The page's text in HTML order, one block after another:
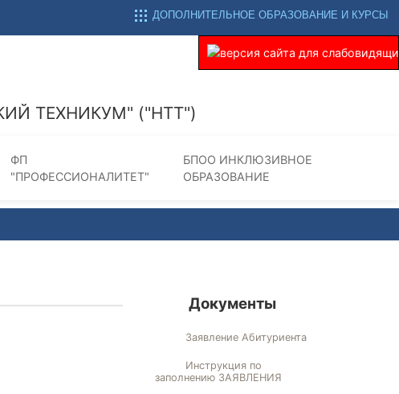
ДОПОЛНИТЕЛЬНОЕ ОБРАЗОВАНИЕ И КУРСЫ
ТЕХНИКУМ" ("НТТ")
ФП
"ПРОФЕССИОНАЛИТЕТ"
БПОО ИНКЛЮЗИВНОЕ
ОБРАЗОВАНИЕ
Документы
Заявление Абитуриента
Инструкция по
заполнению ЗАЯВЛЕНИЯ